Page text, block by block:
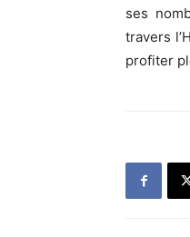
ses
travers
profiter